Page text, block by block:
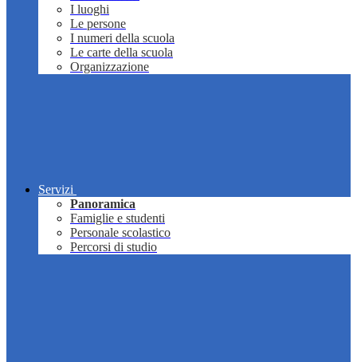
I luoghi
Le persone
I numeri della scuola
Le carte della scuola
Organizzazione
Servizi
Panoramica
Famiglie e studenti
Personale scolastico
Percorsi di studio